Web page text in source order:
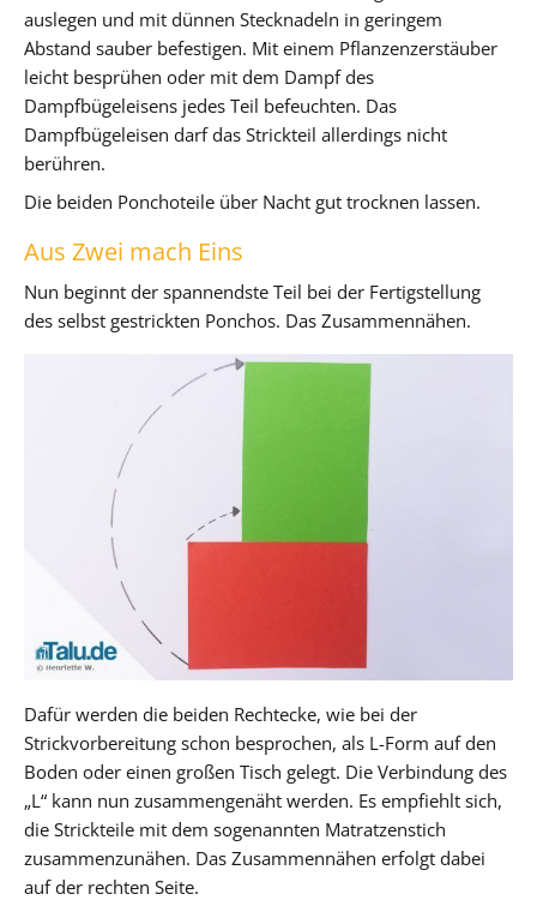
auslegen und mit dünnen Stecknadeln in geringem
Abstand sauber befestigen. Mit einem Pflanzenzerstäuber
leicht besprühen oder mit dem Dampf des
Dampfbügeleisens jedes Teil befeuchten. Das
Dampfbügeleisen darf das Strickteil allerdings nicht
berühren.
Die beiden Ponchoteile über Nacht gut trocknen lassen.
Aus Zwei mach Eins
Nun beginnt der spannendste Teil bei der Fertigstellung
des selbst gestrickten Ponchos. Das Zusammennähen.
Dafür werden die beiden Rechtecke, wie bei der
Strickvorbereitung schon besprochen, als L-Form auf den
Boden oder einen großen Tisch gelegt. Die Verbindung des
„L“ kann nun zusammengenäht werden. Es empfiehlt sich,
die Strickteile mit dem sogenannten Matratzenstich
zusammenzunähen. Das Zusammennähen erfolgt dabei
auf der rechten Seite.